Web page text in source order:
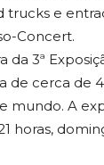
trucks e
Concert.
da 3ª
de cerca
mundo. A
horas,